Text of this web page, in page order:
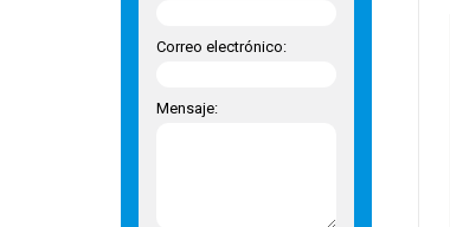
Correo electrónico:
Mensaje: